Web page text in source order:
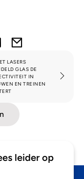
LASERS
GLAS DE
IN
EN TREINEN
leider op